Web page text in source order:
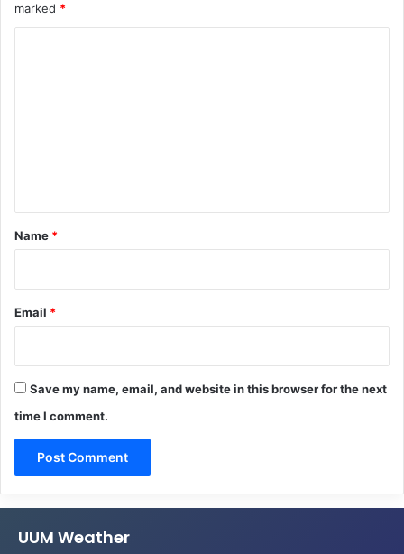
marked *
*
Name *
Email *
Save my name, email, and website in this browser for the next
time I comment.
UUM Weather